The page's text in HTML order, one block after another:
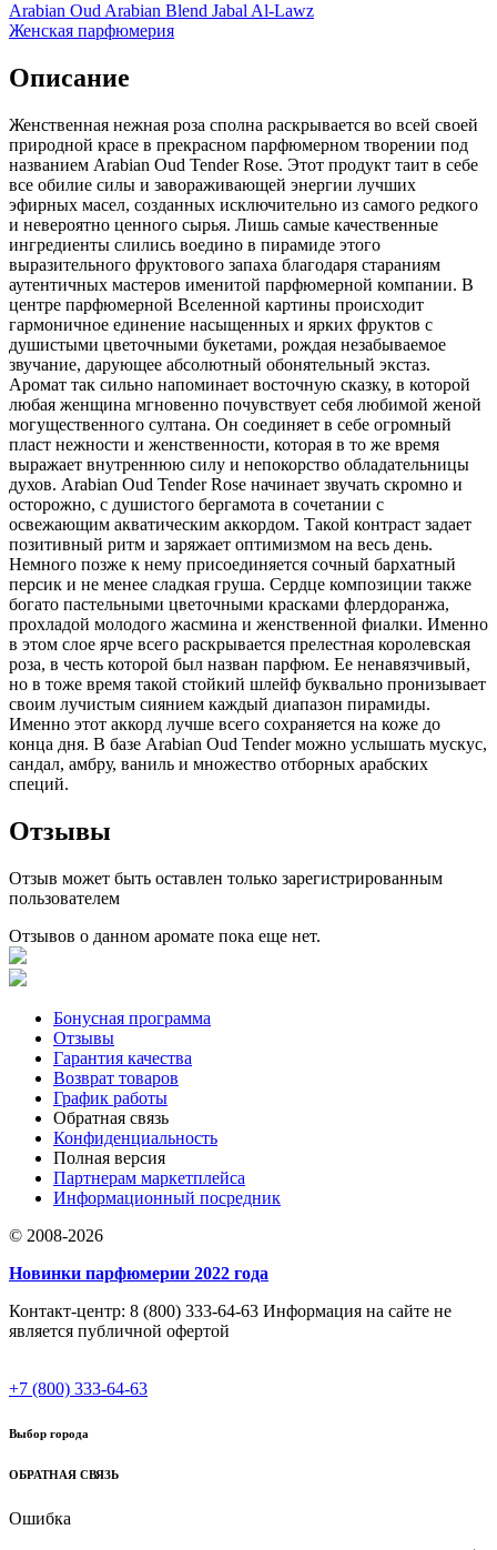
Arabian Oud Arabian Blend Jabal Al-Lawz
Женская парфюмерия
Описание
Женственная нежная роза сполна раскрывается во всей своей
природной красе в прекрасном парфюмерном творении под
названием Arabian Oud Tender Rose. Этот продукт таит в себе
все обилие силы и завораживающей энергии лучших
эфирных масел, созданных исключительно из самого редкого
и невероятно ценного сырья. Лишь самые качественные
ингредиенты слились воедино в пирамиде этого
выразительного фруктового запаха благодаря стараниям
аутентичных мастеров именитой парфюмерной компании. В
центре парфюмерной Вселенной картины происходит
гармоничное единение насыщенных и ярких фруктов с
душистыми цветочными букетами, рождая незабываемое
звучание, дарующее абсолютный обонятельный экстаз.
Аромат так сильно напоминает восточную сказку, в которой
любая женщина мгновенно почувствует себя любимой женой
могущественного султана. Он соединяет в себе огромный
пласт нежности и женственности, которая в то же время
выражает внутреннюю силу и непокорство обладательницы
духов. Arabian Oud Tender Rose начинает звучать скромно и
осторожно, с душистого бергамота в сочетании с
освежающим акватическим аккордом. Такой контраст задает
позитивный ритм и заряжает оптимизмом на весь день.
Немного позже к нему присоединяется сочный бархатный
персик и не менее сладкая груша. Сердце композиции также
богато пастельными цветочными красками флердоранжа,
прохладой молодого жасмина и женственной фиалки. Именно
в этом слое ярче всего раскрывается прелестная королевская
роза, в честь которой был назван парфюм. Ее ненавязчивый,
но в тоже время такой стойкий шлейф буквально пронизывает
своим лучистым сиянием каждый диапазон пирамиды.
Именно этот аккорд лучше всего сохраняется на коже до
конца дня. В базе Arabian Oud Tender можно услышать мускус,
сандал, амбру, ваниль и множество отборных арабских
специй.
Отзывы
Отзыв может быть оставлен только зарегистрированным
пользователем
Отзывов о данном аромате пока еще нет.
Бонусная программа
Отзывы
Гарантия качества
Возврат товаров
График работы
Обратная связь
Конфиденциальность
Полная версия
Партнерам маркетплейса
Информационный посредник
© 2008-2026
Новинки парфюмерии 2022 года
Контакт-центр: 8 (800) 333-64-63 Информация на сайте не
является публичной офертой
+7 (800) 333-64-63
Выбор города
ОБРАТНАЯ СВЯЗЬ
Ошибка